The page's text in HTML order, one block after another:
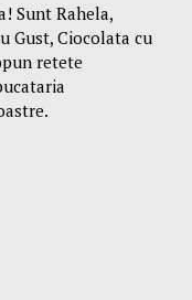
Sunt Rahela,
Gust, Ciocolata cu
retete